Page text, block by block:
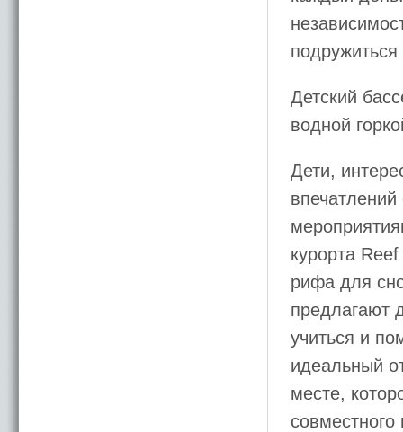
Детский
водной
Дети,
курорта
рифа для
предлагают
учиться и
идеальный
месте,